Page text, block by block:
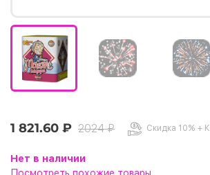
1 821.60 ₽ 2024 ₽ Скидка 10% +
Нет в наличии